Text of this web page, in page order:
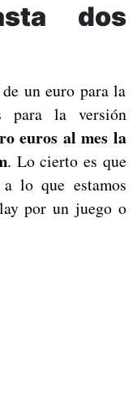
dos
un euro para la
para la versión
euros al mes la
. Lo cierto es que
lo que estamos
por un juego o